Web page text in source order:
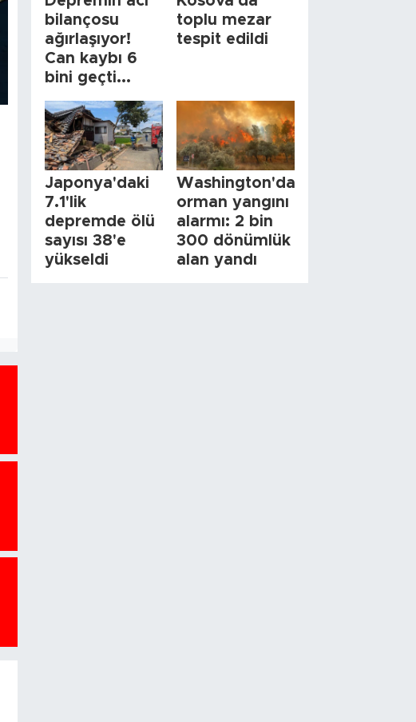
bilançosu
ağırlaşıyor!
Can kaybı 6
bini geçti...
toplu mezar
tespit edildi
Japonya'daki
7.1'lik
depremde ölü
sayısı 38'e
yükseldi
Washington'da
orman yangını
alarmı: 2 bin
300 dönümlük
alan yandı